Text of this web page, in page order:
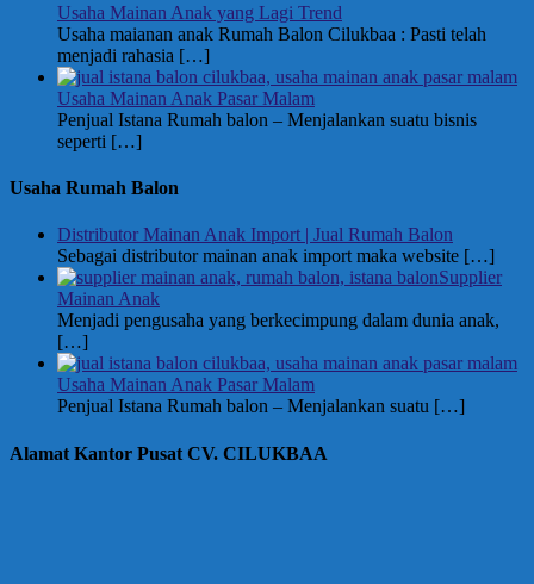
Usaha Mainan Anak yang Lagi Trend
Usaha maianan anak Rumah Balon Cilukbaa : Pasti telah
menjadi rahasia […]
Usaha Mainan Anak Pasar Malam
Penjual Istana Rumah balon – Menjalankan suatu bisnis
seperti […]
Usaha Rumah Balon
Distributor Mainan Anak Import | Jual Rumah Balon
Sebagai distributor mainan anak import maka website […]
Supplier
Mainan Anak
Menjadi pengusaha yang berkecimpung dalam dunia anak,
[…]
Usaha Mainan Anak Pasar Malam
Penjual Istana Rumah balon – Menjalankan suatu […]
Alamat Kantor Pusat CV. CILUKBAA